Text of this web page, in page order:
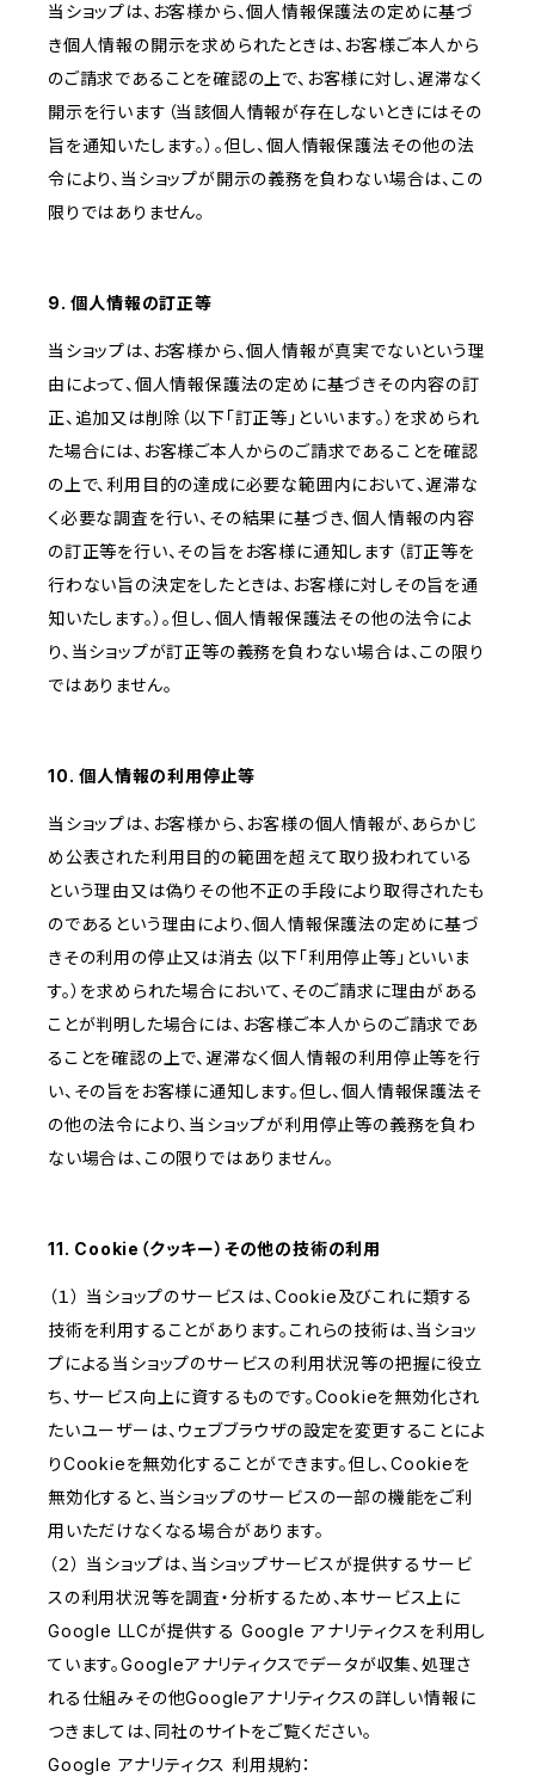
当ショップは、お客様から、個人情報保護法の定めに基づ
き個人情報の開示を求められたときは、お客様ご本人から
のご請求であることを確認の上で、お客様に対し、遅滞なく
開示を行います（当該個人情報が存在しないときにはその
旨を通知いたします。）。但し、個人情報保護法その他の法
令により、当ショップが開示の義務を負わない場合は、この
限りではありません。
9. 個人情報の訂正等
当ショップは、お客様から、個人情報が真実でないという理
由によって、個人情報保護法の定めに基づきその内容の訂
正、追加又は削除（以下「訂正等」といいます。）を求められ
た場合には、お客様ご本人からのご請求であることを確認
の上で、利用目的の達成に必要な範囲内において、遅滞な
く必要な調査を行い、その結果に基づき、個人情報の内容
の訂正等を行い、その旨をお客様に通知します（訂正等を
行わない旨の決定をしたときは、お客様に対しその旨を通
知いたします。）。但し、個人情報保護法その他の法令によ
り、当ショップが訂正等の義務を負わない場合は、この限り
ではありません。
10. 個人情報の利用停止等
当ショップは、お客様から、お客様の個人情報が、あらかじ
め公表された利用目的の範囲を超えて取り扱われている
という理由又は偽りその他不正の手段により取得されたも
のであるという理由により、個人情報保護法の定めに基づ
きその利用の停止又は消去（以下「利用停止等」といいま
す。）を求められた場合において、そのご請求に理由がある
ことが判明した場合には、お客様ご本人からのご請求であ
ることを確認の上で、遅滞なく個人情報の利用停止等を行
い、その旨をお客様に通知します。但し、個人情報保護法そ
の他の法令により、当ショップが利用停止等の義務を負わ
ない場合は、この限りではありません。
11. Cookie（クッキー）その他の技術の利用
（１） 当ショップのサービスは、Cookie及びこれに類する
技術を利用することがあります。これらの技術は、当ショッ
プによる当ショップのサービスの利用状況等の把握に役立
ち、サービス向上に資するものです。Cookieを無効化され
たいユーザーは、ウェブブラウザの設定を変更することによ
りCookieを無効化することができます。但し、Cookieを
無効化すると、当ショップのサービスの一部の機能をご利
用いただけなくなる場合があります。
（２） 当ショップは、当ショップサービスが提供するサービ
スの利用状況等を調査・分析するため、本サービス上に
Google LLCが提供する Google アナリティクスを利用し
ています。Googleアナリティクスでデータが収集、処理さ
れる仕組みその他Googleアナリティクスの詳しい情報に
つきましては、同社のサイトをご覧ください。
Google アナリティクス 利用規約：